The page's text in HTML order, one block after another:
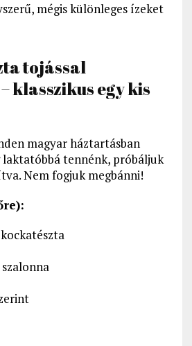
mégis különleges ízeket
tojással
klasszikus egy kis
magyar háztartásban
laktatóbbá tennénk, próbáljuk
Nem fogjuk megbánni!